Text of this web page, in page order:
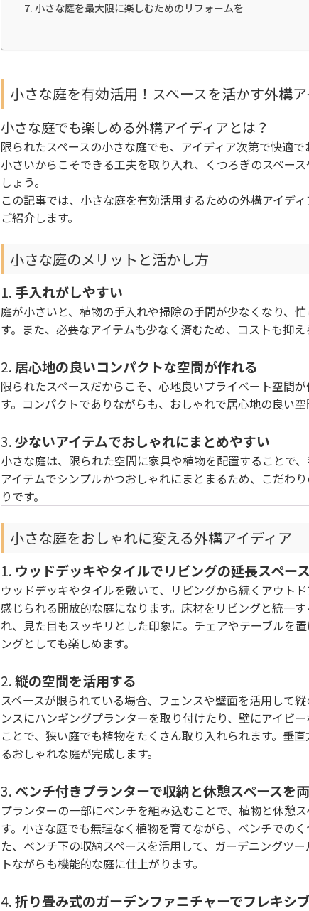
小さな庭を最大限に楽しむためのリフォームを
小さな庭を有効活用！スペースを活かす外構
小さな庭でも楽しめる外構アイディアとは？
限られたスペースの小さな庭でも、アイディア次第で快適
小さいからこそできる工夫を取り入れ、くつろぎのスペー
しょう。
この記事では、小さな庭を有効活用するための外構アイデ
ご紹介します。
小さな庭のメリットと活かし方
1. 手入れがしやすい
庭が小さいと、植物の手入れや掃除の手間が少なくなり、
す。また、必要なアイテムも少なく済むため、コストも抑
2. 居心地の良いコンパクトな空間が作れる
限られたスペースだからこそ、心地良いプライベート空間
す。コンパクトでありながらも、おしゃれで居心地の良い
3.少ないアイテムでおしゃれにまとめやすい
小さな庭は、限られた空間に家具や植物を配置することで
アイテムでシンプルかつおしゃれにまとまるため、こだわ
りです。
小さな庭をおしゃれに変える外構アイディア
1. ウッドデッキやタイルでリビングの延長スペー
ウッドデッキやタイルを敷いて、リビングから続くアウト
感じられる開放的な庭になります。床材をリビングと統一
れ、見た目もスッキリとした印象に。チェアやテーブルを
ングとしても楽しめます。
2.縦の空間を活用する
スペースが限られている場合、フェンスや壁面を活用して
ンスにハンギングプランターを取り付けたり、壁にアイビ
ことで、狭い庭でも植物をたくさん取り入れられます。垂
るおしゃれな庭が完成します。
3. ベンチ付きプランターで収納と休憩スペースを
プランターの一部にベンチを組み込むことで、植物と休憩
す。小さな庭でも無理なく植物を育てながら、ベンチでの
た、ベンチ下の収納スペースを活用して、ガーデニングツ
トながらも機能的な庭に仕上がります。
4.折り畳み式のガーデンファニチャーでフレキシ